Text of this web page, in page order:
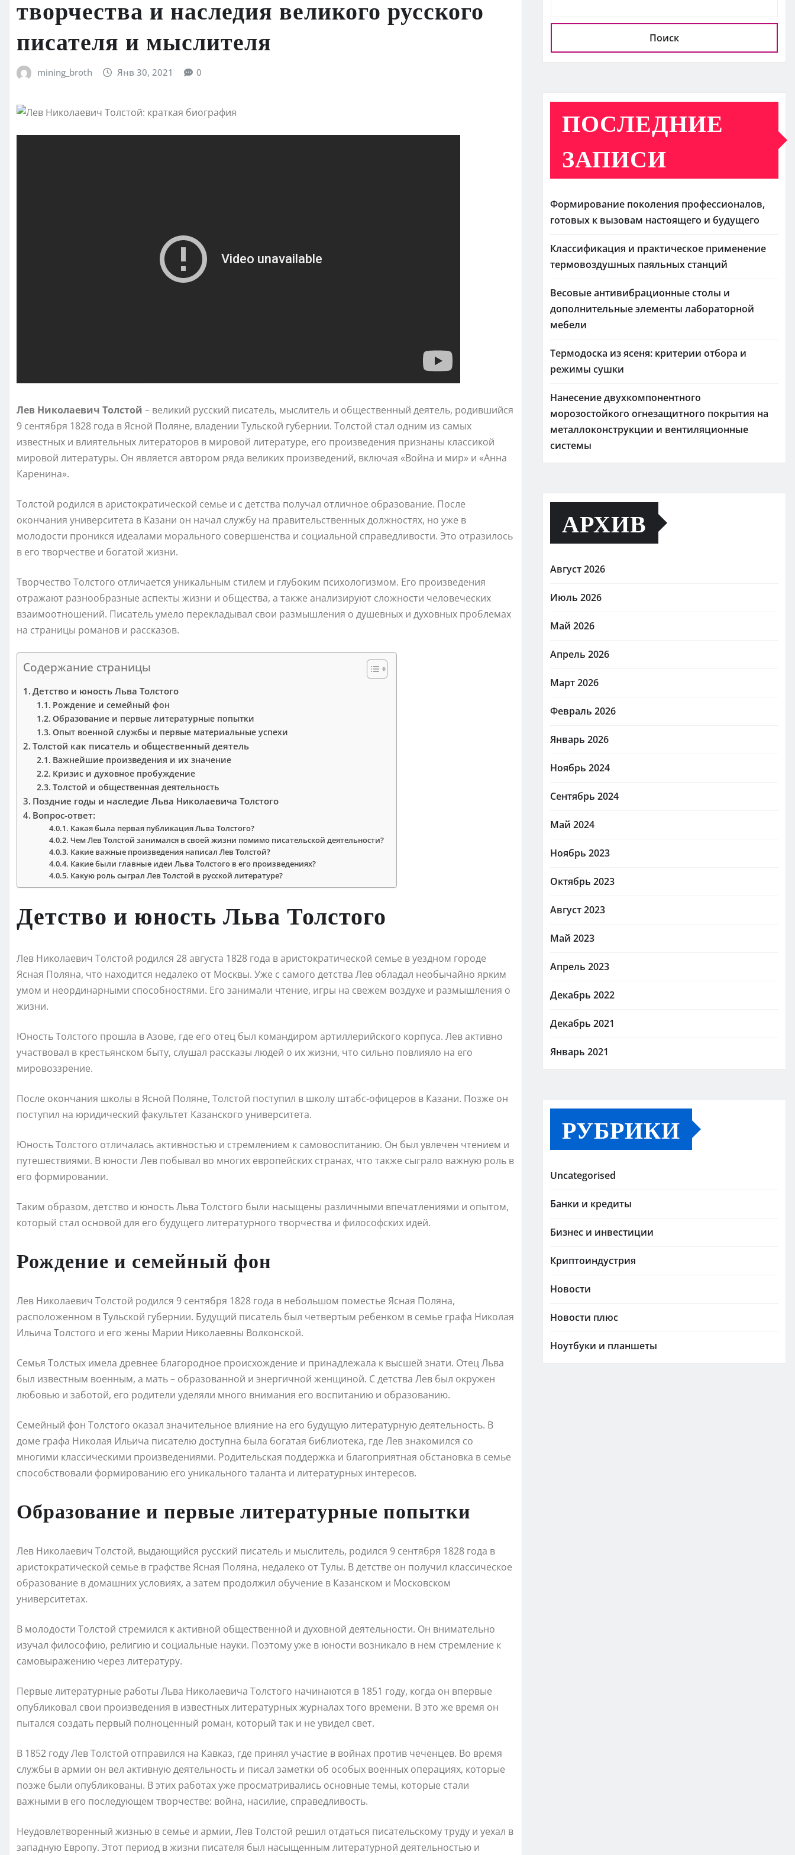
творчества и наследия великого русского
писателя и мыслителя
mining_broth Янв 30, 2021 0
Лев Николаевич Толстой – великий русский писатель, мыслитель и общественный деятель, родившийся
9 сентября 1828 года в Ясной Поляне, владении Тульской губернии. Толстой стал одним из самых
известных и влиятельных литераторов в мировой литературе, его произведения признаны классикой
мировой литературы. Он является автором ряда великих произведений, включая «Война и мир» и «Анна
Каренина».
Толстой родился в аристократической семье и с детства получал отличное образование. После
окончания университета в Казани он начал службу на правительственных должностях, но уже в
молодости проникся идеалами морального совершенства и социальной справедливости. Это отразилось
в его творчестве и богатой жизни.
Творчество Толстого отличается уникальным стилем и глубоким психологизмом. Его произведения
отражают разнообразные аспекты жизни и общества, а также анализируют сложности человеческих
взаимоотношений. Писатель умело перекладывал свои размышления о душевных и духовных проблемах
на страницы романов и рассказов.
Содержание страницы
Детство и юность Льва Толстого
Рождение и семейный фон
Образование и первые литературные попытки
Опыт военной службы и первые материальные успехи
Толстой как писатель и общественный деятель
Важнейшие произведения и их значение
Кризис и духовное пробуждение
Толстой и общественная деятельность
Поздние годы и наследие Льва Николаевича Толстого
Вопрос-ответ:
Какая была первая публикация Льва Толстого?
Чем Лев Толстой занимался в своей жизни помимо писательской деятельности?
Какие важные произведения написал Лев Толстой?
Какие были главные идеи Льва Толстого в его произведениях?
Какую роль сыграл Лев Толстой в русской литературе?
Детство и юность Льва Толстого
Лев Николаевич Толстой родился 28 августа 1828 года в аристократической семье в уездном городе
Ясная Поляна, что находится недалеко от Москвы. Уже с самого детства Лев обладал необычайно ярким
умом и неординарными способностями. Его занимали чтение, игры на свежем воздухе и размышления о
жизни.
Юность Толстого прошла в Азове, где его отец был командиром артиллерийского корпуса. Лев активно
участвовал в крестьянском быту, слушал рассказы людей о их жизни, что сильно повлияло на его
мировоззрение.
После окончания школы в Ясной Поляне, Толстой поступил в школу штабс-офицеров в Казани. Позже он
поступил на юридический факультет Казанского университета.
Юность Толстого отличалась активностью и стремлением к самовоспитанию. Он был увлечен чтением и
путешествиями. В юности Лев побывал во многих европейских странах, что также сыграло важную роль в
его формировании.
Таким образом, детство и юность Льва Толстого были насыщены различными впечатлениями и опытом,
который стал основой для его будущего литературного творчества и философских идей.
Рождение и семейный фон
Лев Николаевич Толстой родился 9 сентября 1828 года в небольшом поместье Ясная Поляна,
расположенном в Тульской губернии. Будущий писатель был четвертым ребенком в семье графа Николая
Ильича Толстого и его жены Марии Николаевны Волконской.
Семья Толстых имела древнее благородное происхождение и принадлежала к высшей знати. Отец Льва
был известным военным, а мать – образованной и энергичной женщиной. С детства Лев был окружен
любовью и заботой, его родители уделяли много внимания его воспитанию и образованию.
Семейный фон Толстого оказал значительное влияние на его будущую литературную деятельность. В
доме графа Николая Ильича писателю доступна была богатая библиотека, где Лев знакомился со
многими классическими произведениями. Родительская поддержка и благоприятная обстановка в семье
способствовали формированию его уникального таланта и литературных интересов.
Образование и первые литературные попытки
Лев Николаевич Толстой, выдающийся русский писатель и мыслитель, родился 9 сентября 1828 года в
аристократической семье в графстве Ясная Поляна, недалеко от Тулы. В детстве он получил классическое
образование в домашних условиях, а затем продолжил обучение в Казанском и Московском
университетах.
В молодости Толстой стремился к активной общественной и духовной деятельности. Он внимательно
изучал философию, религию и социальные науки. Поэтому уже в юности возникало в нем стремление к
самовыражению через литературу.
Первые литературные работы Льва Николаевича Толстого начинаются в 1851 году, когда он впервые
опубликовал свои произведения в известных литературных журналах того времени. В это же время он
пытался создать первый полноценный роман, который так и не увидел свет.
В 1852 году Лев Толстой отправился на Кавказ, где принял участие в войнах против чеченцев. Во время
службы в армии он вел активную деятельность и писал заметки об особых военных операциях, которые
позже были опубликованы. В этих работах уже просматривались основные темы, которые стали
важными в его последующем творчестве: война, насилие, справедливость.
Неудовлетворенный жизнью в семье и армии, Лев Толстой решил отдаться писательскому труду и уехал в
западную Европу. Этот период в жизни писателя был насыщенным литературной деятельностью и
Поиск
ПОСЛЕДНИЕ
ЗАПИСИ
Формирование поколения профессионалов,
готовых к вызовам настоящего и будущего
Классификация и практическое применение
термовоздушных паяльных станций
Весовые антивибрационные столы и
дополнительные элементы лабораторной
мебели
Термодоска из ясеня: критерии отбора и
режимы сушки
Нанесение двухкомпонентного
морозостойкого огнезащитного покрытия на
металлоконструкции и вентиляционные
системы
АРХИВ
Август 2026
Июль 2026
Май 2026
Апрель 2026
Март 2026
Февраль 2026
Январь 2026
Ноябрь 2024
Сентябрь 2024
Май 2024
Ноябрь 2023
Октябрь 2023
Август 2023
Май 2023
Апрель 2023
Декабрь 2022
Декабрь 2021
Январь 2021
РУБРИКИ
Uncategorised
Банки и кредиты
Бизнес и инвестиции
Криптоиндустрия
Новости
Новости плюс
Ноутбуки и планшеты